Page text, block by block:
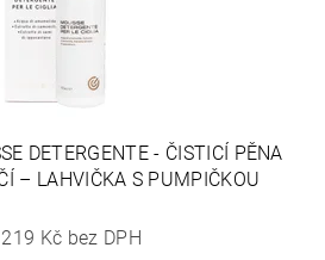
DETERGENTE - ČISTICÍ PĚNA
– LAHVIČKA S PUMPIČKOU
Kč bez DPH